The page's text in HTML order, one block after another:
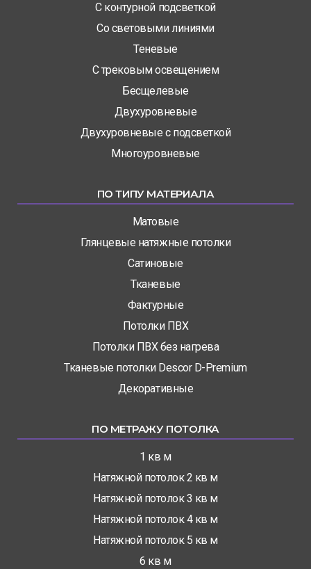
С контурной подсветкой
Со световыми линиями
Теневые
С трековым освещением
Бесщелевые
Двухуровневые
Двухуровневые с подсветкой
Многоуровневые
ПО ТИПУ МАТЕРИАЛА
Матовые
Глянцевые натяжные потолки
Сатиновые
Тканевые
Фактурные
Потолки ПВХ
Потолки ПВХ без нагрева
Тканевые потолки Descor D-Premium
Декоративные
ПО МЕТРАЖУ ПОТОЛКА
1 кв м
Натяжной потолок 2 кв м
Натяжной потолок 3 кв м
Натяжной потолок 4 кв м
Натяжной потолок 5 кв м
6 кв м